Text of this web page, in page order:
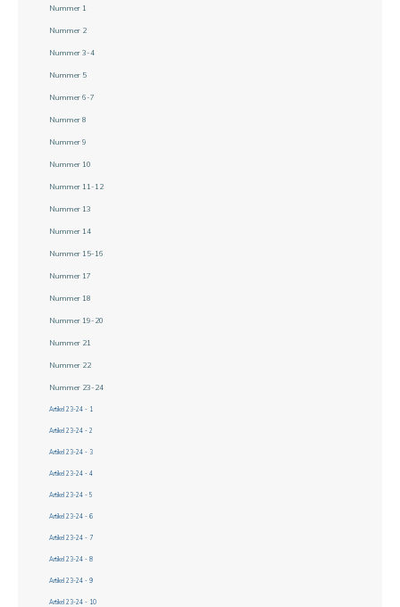
Nummer 1
Nummer 2
Nummer 3-4
Nummer 5
Nummer 6-7
Nummer 8
Nummer 9
Nummer 10
Nummer 11-12
Nummer 13
Nummer 14
Nummer 15-16
Nummer 17
Nummer 18
Nummer 19-20
Nummer 21
Nummer 22
Nummer 23-24
Artikel 23-24 - 1
Artikel 23-24 - 2
Artikel 23-24 - 3
Artikel 23-24 - 4
Artikel 23-24 - 5
Artikel 23-24 - 6
Artikel 23-24 - 7
Artikel 23-24 - 8
Artikel 23-24 - 9
Artikel 23-24 - 10